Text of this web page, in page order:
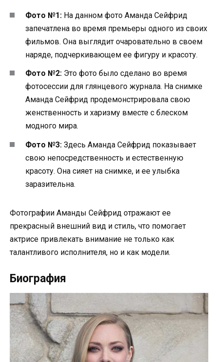
Фото №1: На данном фото Аманда Сейфрид
запечатлена во время премьеры одного из своих
фильмов. Она выглядит очаровательно в своем
наряде, подчеркивающем ее фигуру и красоту.
Фото №2: Это фото было сделано во время
фотосессии для глянцевого журнала. На снимке
Аманда Сейфрид продемонстрировала свою
женственность и харизму вместе с блеском
модного мира.
Фото №3: Здесь Аманда Сейфрид показывает
свою непосредственность и естественную
красоту. Она сияет на снимке, и ее улыбка
заразительна.
Фотографии Аманды Сейфрид отражают ее
прекрасный внешний вид и стиль, что помогает
актрисе привлекать внимание не только как
талантливого исполнителя, но и как модели.
Биография